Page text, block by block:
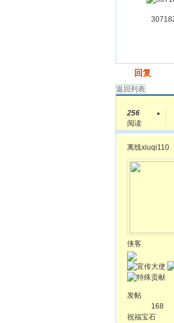
回复
返回列表
256
阅读
离线xiuqi110
侠客
发帖
168
祝福宝石